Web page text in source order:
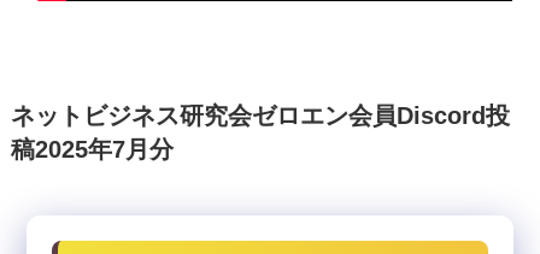
ネットビジネス研究会ゼロエン会員Discord投
稿2025年7月分